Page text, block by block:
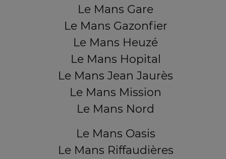
Le Mans Gare
Le Mans Gazonfier
Le Mans Heuzé
Le Mans Hopital
Le Mans Jean Jaurès
Le Mans Mission
Le Mans Nord
Le Mans Oasis
Le Mans Riffaudières